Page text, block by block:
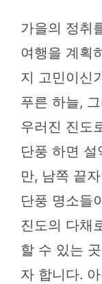
가을의 정취
여행을 계획
지 고민이신
푸른 하늘,
우러진 진도
단풍 하면 설
만, 남쪽 끝
단풍 명소들
진도의 다채
할 수 있는
자 합니다.